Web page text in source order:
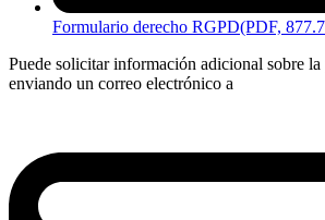
Formulario derecho RGPD(PDF,
Puede solicitar información adicional sobre la
enviando un correo electrónico a